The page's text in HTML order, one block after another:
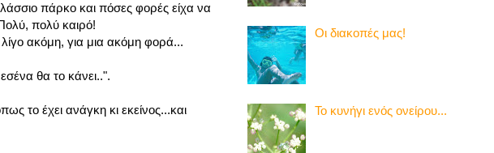
πάρκο και πόσες φορές είχα να
πολύ καιρό!
λίγο ακόμη, για μια ακόμη φορά...
θα το κάνει..".
το έχει ανάγκη κι εκείνος...και
Οι διακοπές μας!
Το κυνήγι ενός ονείρου...